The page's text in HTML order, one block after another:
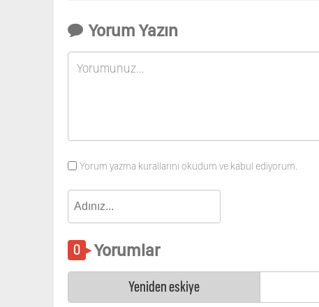
Yorum Yazın
Yorum yazma kurallarını okudum ve kabul ediyorum.
Yorumlar
Yeniden eskiye